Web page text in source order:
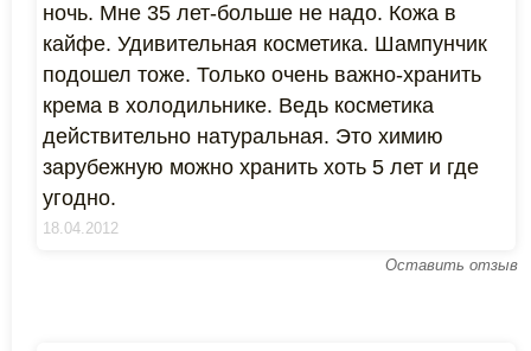
ночь. Мне 35 лет-больше не надо. Кожа в
кайфе. Удивительная косметика. Шампунчик
подошел тоже. Только очень важно-хранить
крема в холодильнике. Ведь косметика
действительно натуральная. Это химию
зарубежную можно хранить хоть 5 лет и где
угодно.
18.04.2012
Оставить отзыв